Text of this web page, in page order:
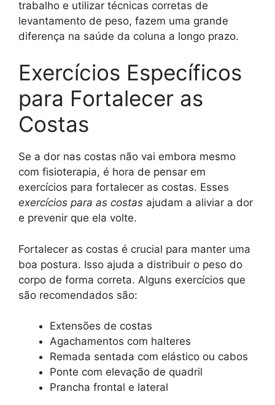
trabalho e utilizar técnicas corretas de
levantamento de peso, fazem uma grande
diferença na saúde da coluna a longo prazo.
Exercícios Específicos
para Fortalecer as
Costas
Se a dor nas costas não vai embora mesmo
com fisioterapia, é hora de pensar em
exercícios para fortalecer as costas. Esses
exercícios para as costas ajudam a aliviar a dor
e prevenir que ela volte.
Fortalecer as costas é crucial para manter uma
boa postura. Isso ajuda a distribuir o peso do
corpo de forma correta. Alguns exercícios que
são recomendados são:
Extensões de costas
Agachamentos com halteres
Remada sentada com elástico ou cabos
Ponte com elevação de quadril
Prancha frontal e lateral